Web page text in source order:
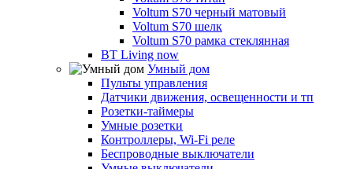
Voltum S70 черный матовый
Voltum S70 шелк
Voltum S70 рамка стеклянная
BT Living now
Умный дом
Пульты управления
Датчики движения, освещенности и тп
Розетки-таймеры
Умные розетки
Контроллеры, Wi-Fi реле
Беспроводные выключатели